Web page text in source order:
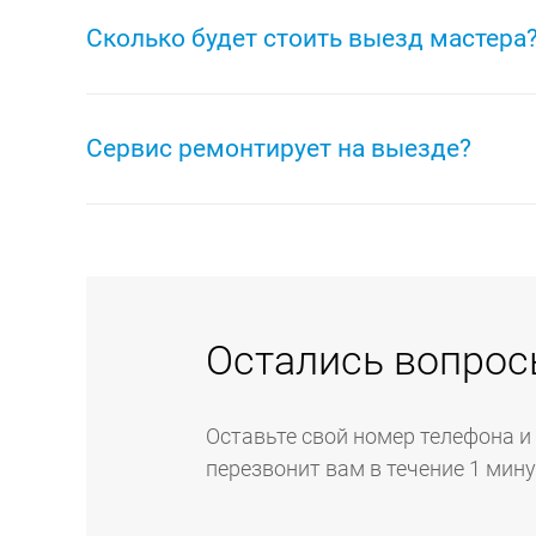
другое, а так же электроинструмент Indesit –
Сколько будет стоить выезд мастера?
выполняются бесплатно в случае согласия на
Сервис ремонтирует на выезде?
Остались
Оставьте свой номер телефона
перезвонит вам в течение 1